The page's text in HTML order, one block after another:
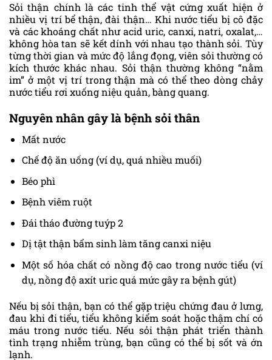
Sỏi thận chính là các tinh thể vật cứng xuất hiện ở
nhiều vị trí bể thận, đài thận… Khi nước tiểu bị cô đặc
và các khoáng chất như acid uric, canxi, natri, oxalat,…
không hòa tan sẽ kết dính với nhau tạo thành sỏi. Tùy
từng thời gian và mức độ lắng đọng, viên sỏi thường có
kích thước khác nhau. Sỏi thận thường không “nằm
im” ở một vị trí trong thận mà có thể theo dòng chảy
nước tiểu rơi xuống niệu quản, bàng quang.
Nguyên nhân gây là bệnh sỏi thân
Mất nước
Chế độ ăn uống (ví dụ, quá nhiều muối)
Béo phì
Bệnh viêm ruột
Đái tháo đường tuýp 2
Dị tật thận bẩm sinh làm tăng canxi niệu
Một số hóa chất có nồng độ cao trong nước tiểu (ví
dụ, nồng độ axít uric quá mức gây ra bệnh gút)
Nếu bị sỏi thận, bạn có thể gặp triệu chứng đau ở lưng,
đau khi đi tiểu, tiểu không kiểm soát hoặc thậm chí có
máu trong nước tiểu. Nếu sỏi thận phát triển thành
tình trạng nhiễm trùng, bạn cũng có thể bị sốt và ớn
lạnh.